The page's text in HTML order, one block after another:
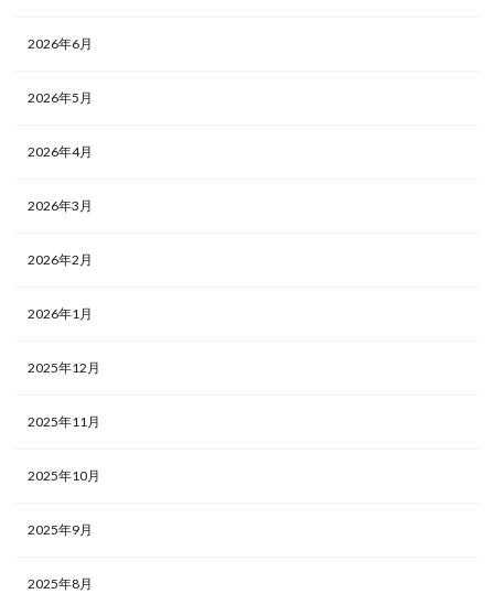
2026年6月
2026年5月
2026年4月
2026年3月
2026年2月
2026年1月
2025年12月
2025年11月
2025年10月
2025年9月
2025年8月